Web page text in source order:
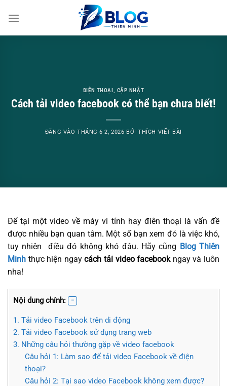
qua
ĐIỆN THOẠI , CẬP NHẬT
Cách tải video facebook có thể bạn chưa biết!
ĐĂNG VÀO THÁNG 6 2, 2026 BỞITHÍCH VIẾT BÀI
Để tại một video về máy vi tính hay điên thoại là vấn đề
được nhiều bạn quan tâm. Một số bạn xem đó là việc khó,
tuy nhiên điều đó không khó đâu. Hãy cũng Blog Thiên
Minh thực hiện ngaycách tải video facebookngay và luôn
nha!
Nội dung chính:
1. Tải video Facebook trên di động
2. Tải video Facebook sử dụng trang web
3. Những câu hỏi thường gặp về video facebook
Câu hỏi 1: Làm sao để tải video Facebook về điện
thoại?
Câu hỏi 2: Tại sao video Facebook không xem được?